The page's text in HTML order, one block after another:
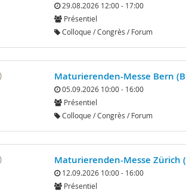
29.08.2026 12:00 - 17:00
Présentiel
Colloque / Congrès / Forum
Maturierenden-Messe Bern
05.09.2026 10:00 - 16:00
Présentiel
Colloque / Congrès / Forum
Maturierenden-Messe Zürich
12.09.2026 10:00 - 16:00
Présentiel